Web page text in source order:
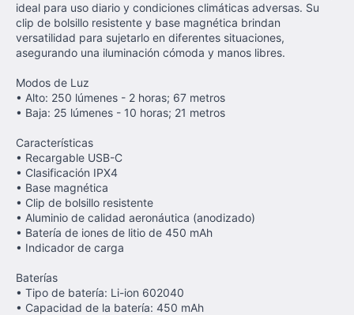
ideal para uso diario y condiciones climáticas adversas. Su
clip de bolsillo resistente y base magnética brindan
versatilidad para sujetarlo en diferentes situaciones,
asegurando una iluminación cómoda y manos libres.
Modos de Luz
• Alto: 250 lúmenes - 2 horas; 67 metros
• Baja: 25 lúmenes - 10 horas; 21 metros
Características
• Recargable USB-C
• Clasificación IPX4
• Base magnética
• Clip de bolsillo resistente
• Aluminio de calidad aeronáutica (anodizado)
• Batería de iones de litio de 450 mAh
• Indicador de carga
Baterías
• Tipo de batería: Li-ion 602040
• Capacidad de la batería: 450 mAh